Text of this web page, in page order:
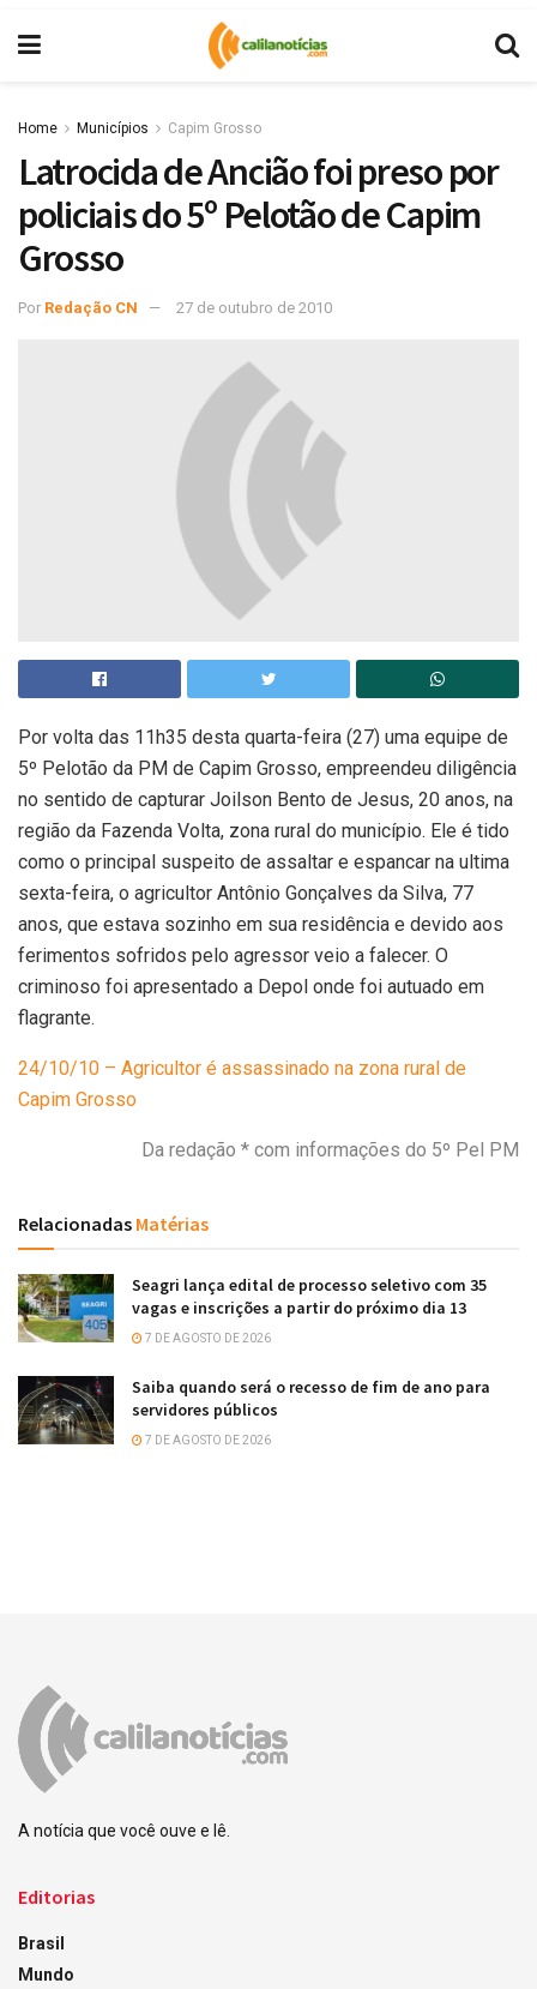
Home Municípios Capim Grosso
Latrocida de Ancião foi preso por
policiais do 5º Pelotão de Capim
Grosso
Por Redação CN 27 de outubro de 2010
Por volta das 11h35 desta quarta-feira (27) uma equipe de
5º Pelotão da PM de Capim Grosso, empreendeu diligência
no sentido de capturar Joilson Bento de Jesus, 20 anos, na
região da Fazenda Volta, zona rural do município. Ele é tido
como o principal suspeito de assaltar e espancar na ultima
sexta-feira, o agricultor Antônio Gonçalves da Silva, 77
anos, que estava sozinho em sua residência e devido aos
ferimentos sofridos pelo agressor veio a falecer. O
criminoso foi apresentado a Depol onde foi autuado em
flagrante.
24/10/10 – Agricultor é assassinado na zona rural de
Capim Grosso
Da redação * com informações do 5º Pel PM
Relacionadas Matérias
Seagri lança edital de processo seletivo com 35
vagas e inscrições a partir do próximo dia 13
7 DE AGOSTO DE 2026
Saiba quando será o recesso de fim de ano para
servidores públicos
7 DE AGOSTO DE 2026
A notícia que você ouve e lê.
Editorias
Brasil
Mundo